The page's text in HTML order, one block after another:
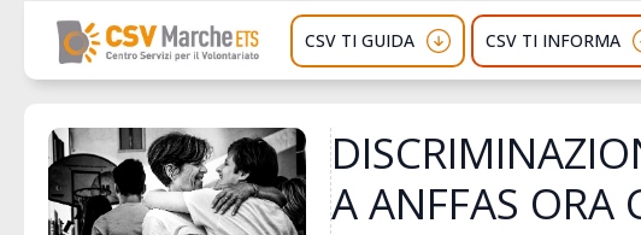
CSV TI GUIDA CSV TI INFORMA
A ANFFAS ORA